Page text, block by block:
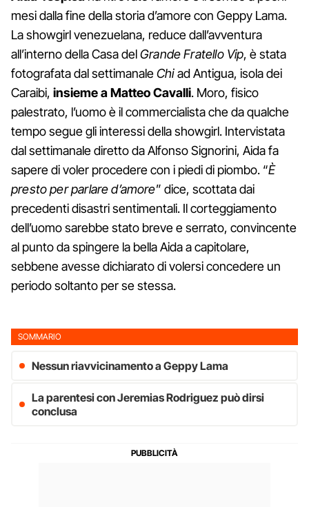
mesi dalla fine della storia d’amore con Geppy Lama.
La showgirl venezuelana, reduce dall’avventura
all’interno della Casa delGrande Fratello Vip, è stata
fotografata dal settimanaleChiad Antigua, isola dei
Caraibi, insieme a Matteo Cavalli. Moro, fisico
palestrato, l’uomo è il commercialista che da qualche
tempo segue gli interessi della showgirl. Intervistata
dal settimanale diretto da Alfonso Signorini, Aida fa
sapere di voler procedere con i piedi di piombo. “È
presto per parlare d’amore” dice, scottata dai
precedenti disastri sentimentali. Il corteggiamento
dell’uomo sarebbe stato breve e serrato, convincente
al punto da spingere la bella Aida a capitolare,
sebbene avesse dichiarato di volersi concedere un
periodo soltanto per se stessa.
SOMMARIO
Nessun riavvicinamento a Geppy Lama
La parentesi con Jeremias Rodriguez può dirsi
conclusa